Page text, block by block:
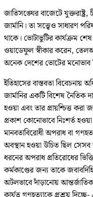
জাতিসঙ্ঘের বাজেটে
জার্মানি। তা সত্ত্বেও সাধারণ
থাকে। ভোটাভুটির কার্যক্রম শেষ
ওয়াডেফুল স্বীকার করেন,
অনেক দেশের ভোটের মনোভাব
ইতিহাসের বাস্তবতা বিবেচনায়
জার্মানির একটি বিশেষ
হওয়া এবং তার প্রায়শ্চিত্ত করা
প্রকাশ কোনোভাবে নিঃশর্ত
মানবতাবিরোধী অপরাধ বা
অবস্থান হওয়া উচিত ছিল
ধরনের অপরাধ প্রতিরোধের
কর্মকাণ্ডের জন্য তাকে
অটলভাবে দাঁড়ানোয়